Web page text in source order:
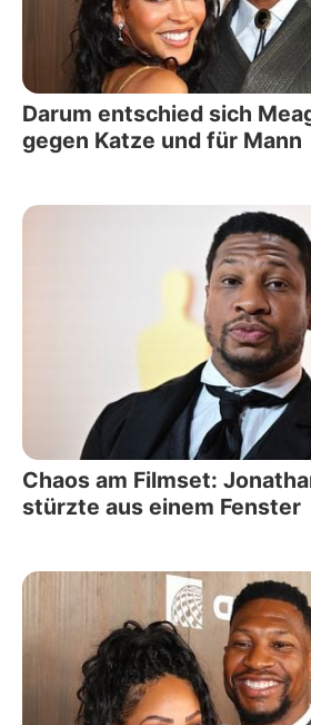
Darum entschied sich
gegen Katze und für Mann
Chaos am Filmset:
stürzte aus einem Fenster